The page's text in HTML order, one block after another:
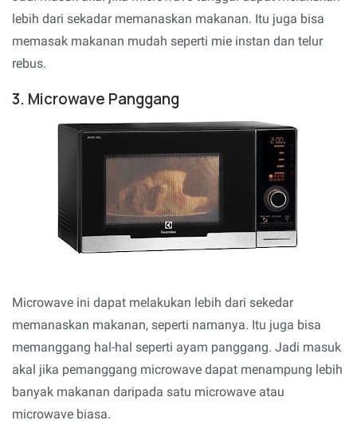
lebih dari sekadar memanaskan makanan. Itu juga bisa
memasak makanan mudah seperti mie instan dan telur
rebus.
3. Microwave Panggang
Microwave ini dapat melakukan lebih dari sekedar
memanaskan makanan, seperti namanya. Itu juga bisa
memanggang hal-hal seperti ayam panggang. Jadi masuk
akal jika pemanggang microwave dapat menampung lebih
banyak makanan daripada satu microwave atau
microwave biasa.